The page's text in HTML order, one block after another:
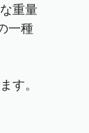
重量
一種
す。